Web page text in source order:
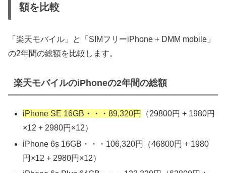
額を比較
「楽天モバイル」と「SIMフリーiPhone + DMM mobile」
の2年間の総額を比較します。
楽天モバイルのiPhoneの2年間の総額
iPhone SE 16GB・・・89,320円
（29800円 + 1980円
×12 + 2980円×12）
iPhone 6s 16GB・・・106,320円（46800円 + 1980
円×12 + 2980円×12）